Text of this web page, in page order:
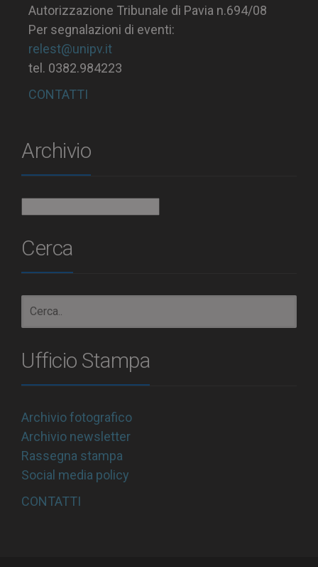
Autorizzazione Tribunale di Pavia n.694/08
Per segnalazioni di eventi:
relest@unipv.it
tel. 0382.984223
CONTATTI
Archivio
Cerca
Ufficio Stampa
Archivio fotografico
Archivio newsletter
Rassegna stampa
Social media policy
CONTATTI